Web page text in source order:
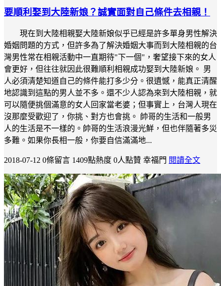
要順利娶到大陸新娘？誠實面對自己條件去相親！
現在到大陸相親娶大陸新娘似乎已經是許多單身男性解決
婚姻問題的方式，但許多為了解決婚姻大事而到大陸相親的台
灣男性常在相親活動中一直期待"下一個"，奢望接下來的女人
會更好，但往往就因此很難順利相親成功娶到大陸新娘。 男
人必須清楚知道自己的條件能打多少分。很遺憾，能真正清醒
地認識到這點的男人並不多。還不少人認為來到大陸相親，就
可以隨便挑個滿意的女人回家當老婆；但事實上，台灣人現在
沒那麼受歡迎了，你挑、對方也會挑。 帥哥的生活和一般男
人的生活是不一樣的。帥哥的生活浪漫光鮮，但也伴隨著多災
多難。如果你長相一般，你要自信滿滿地...
2018-07-12 0條留言 1409點熱度 0人點贊 幸福門 閱讀全文